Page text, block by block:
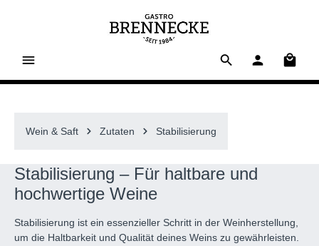
Wein & Saft Zutaten Stabilisierung
Stabilisierung – Für haltbare und
hochwertige Weine
Stabilisierung ist ein essenzieller Schritt in der Weinherstellung,
um die Haltbarkeit und Qualität deines Weins zu gewährleisten.